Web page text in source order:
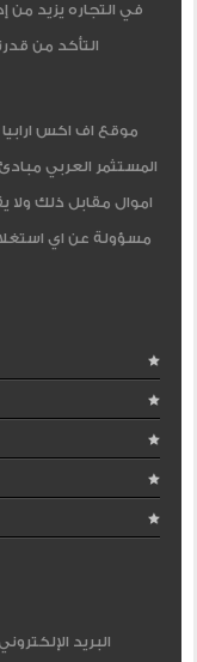
في التجاره يزيد من
التأكد من
موقع اف اكس
المستثمر العربي
اموال مقابل ذلك ولا
مسؤولة عن اي
البريد